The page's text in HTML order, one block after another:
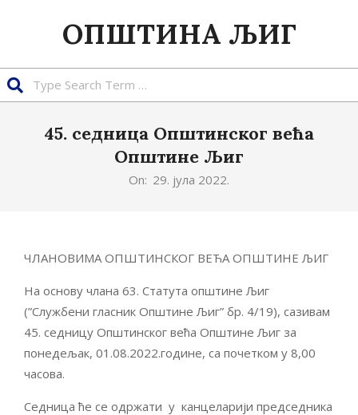
ОПШТИНА ЉИГ
45. седница Општинског већа
Општине Љиг
On: 29. јула 2022.
ЧЛАНОВИМА ОПШТИНСКОГ ВЕЋА ОПШТИНЕ ЉИГ
На основу члана 63. Статута општине Љиг
(”Службени гласник Општине Љиг” бр. 4/19), сазивам
45. седницу Општинског већа Општине Љиг за
понедељак, 01.08.2022.године, са почетком у 8,00
часова.
Седница ће се одржати у канцеларији председника